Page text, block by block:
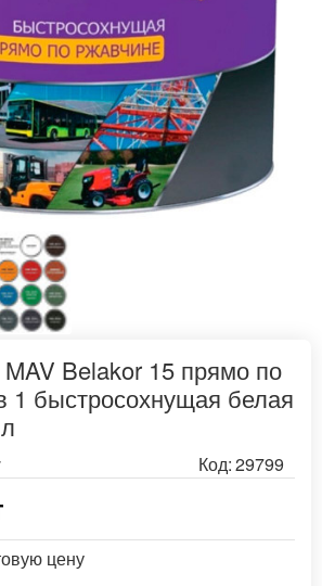
Belakor 15 прямо по
1 быстросохнущая белая
Код:29799
цену